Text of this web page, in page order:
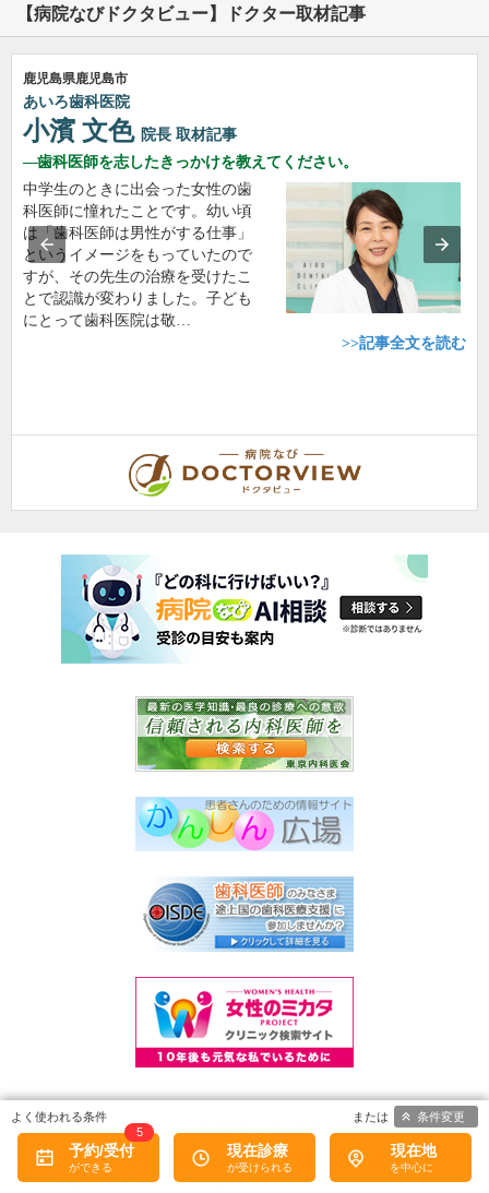
【病院なびドクタビュー】ドクター取材記事
鹿児島県鹿児島市
あいろ歯科医院
小濱 文色 院長 取材記事
歯科医師を志したきっかけを教えてください。
中学生のときに出会った女性の歯
科医師に憧れたことです。幼い頃
は「歯科医師は男性がする仕事」
というイメージをもっていたので
すが、その先生の治療を受けたこ
とで認識が変わりました。子ども
にとって歯科医院は敬…
>>記事全文を読む
《掲載している情報についてのご注意》
この一覧には 整形外科専門医(日本専門医機構または日本整形外科
学会)が在籍する医療機関 を掲載しています。
予約/受付
5
現在診療 現在地
条件変更